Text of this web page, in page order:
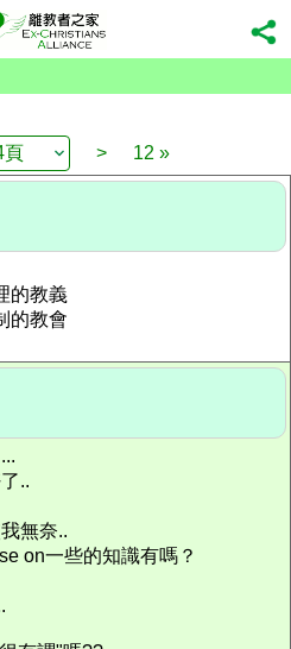
> 12 »
的教義
的教會
..
無奈..
on一些的知識有嗎？